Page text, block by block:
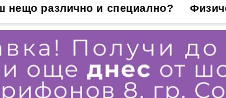
нещо различно и специално?